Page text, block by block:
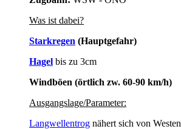
Was ist dabei?
Starkregen (Hauptgefahr)
Hagel bis zu 3cm
Windböen (örtlich zw. 60-90 km/h)
Ausgangslage/Parameter:
Langwellentrog nähert sich von Westen